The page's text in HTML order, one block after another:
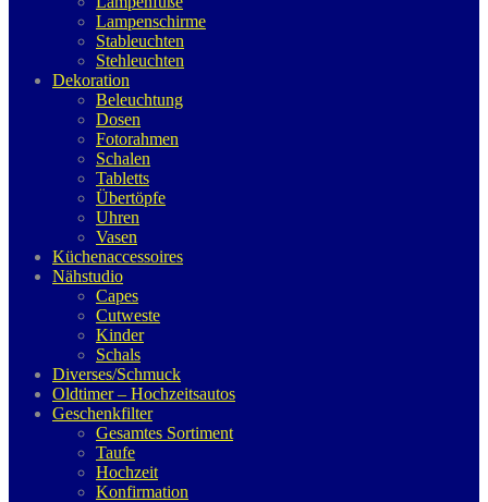
Lampenschirme
Stableuchten
Stehleuchten
Dekoration
Beleuchtung
Dosen
Fotorahmen
Schalen
Tabletts
Übertöpfe
Uhren
Vasen
Küchenaccessoires
Nähstudio
Capes
Cutweste
Kinder
Schals
Diverses/Schmuck
Oldtimer – Hochzeitsautos
Geschenkfilter
Gesamtes Sortiment
Taufe
Hochzeit
Konfirmation